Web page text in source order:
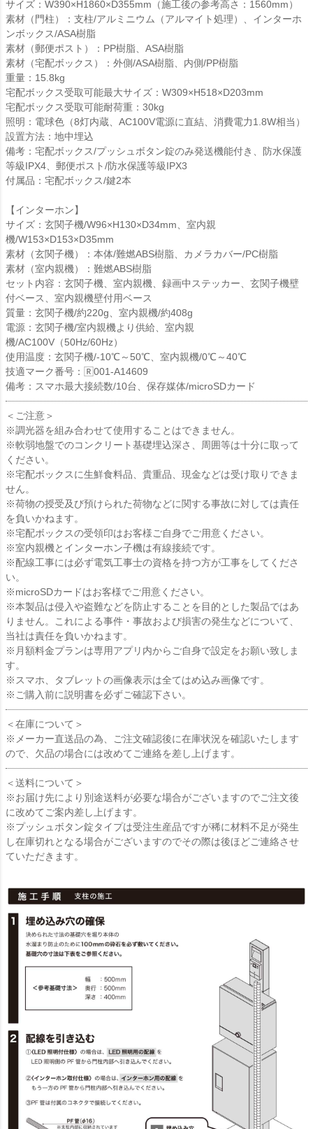
サイズ：W390×H1860×D355mm（施工後の参考高さ：1560mm）
素材（門柱）：支柱/アルミニウム（アルマイト処理）、インターホ
ンボックス/ASA樹脂
素材（郵便ポスト）：PP樹脂、ASA樹脂
素材（宅配ボックス）：外側/ASA樹脂、内側/PP樹脂
重量：15.8kg
宅配ボックス受取可能最大サイズ：W309×H518×D203mm
宅配ボックス受取可能耐荷重：30kg
照明：電球色（8灯内蔵、AC100V電源に直結、消費電力1.8W相当）
設置方法：地中埋込
備考：宅配ボックス/プッシュボタン錠のみ発送機能付き、防水保護
等級IPX4、郵便ポスト/防水保護等級IPX3
付属品：宅配ボックス/鍵2本
【インターホン】
サイズ：玄関子機/W96×H130×D34mm、室内親
機/W153×D153×D35mm
素材（玄関子機）：本体/難燃ABS樹脂、カメラカバー/PC樹脂
素材（室内親機）：難燃ABS樹脂
セット内容：玄関子機、室内親機、録画中ステッカー、玄関子機壁
付ベース、室内親機壁付用ベース
質量：玄関子機/約220g、室内親機/約408g
電源：玄関子機/室内親機より供給、室内親
機/AC100V（50Hz/60Hz）
使用温度：玄関子機/-10℃～50℃、室内親機/0℃～40℃
技適マーク番号：🅁001-A14609
備考：スマホ最大接続数/10台、保存媒体/microSDカード
＜ご注意＞
※調光器を組み合わせて使用することはできません。
※軟弱地盤でのコンクリート基礎埋込深さ、周囲等は十分に取って
ください。
※宅配ボックスに生鮮食料品、貴重品、現金などは受け取りできま
せん。
※荷物の授受及び預けられた荷物などに関する事故に対しては責任
を負いかねます。
※宅配ボックスの受領印はお客様ご自身でご用意ください。
※室内親機とインターホン子機は有線接続です。
※配線工事には必ず電気工事士の資格を持つ方が工事をしてくださ
い。
※microSDカードはお客様でご用意ください。
※本製品は侵入や盗難などを防止することを目的とした製品ではあ
りません。これによる事件・事故および損害の発生などについて、
当社は責任を負いかねます。
※月額料金プランは専用アプリ内からご自身で設定をお願い致しま
す。
※スマホ、タブレットの画像表示は全てはめ込み画像です。
※ご購入前に説明書を必ずご確認下さい。
＜在庫について＞
※メーカー直送品の為、ご注文確認後に在庫状況を確認いたします
ので、欠品の場合には改めてご連絡を差し上げます。
＜送料について＞
※お届け先により別途送料が必要な場合がございますのでご注文後
に改めてご案内差し上げます。
※プッシュボタン錠タイプは受注生産品ですが稀に材料不足が発生
し在庫切れとなる場合がございますのでその際は後ほどご連絡させ
ていただきます。